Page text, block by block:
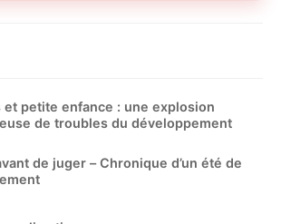
et petite enfance : une explosion
de troubles du développement
de juger – Chronique d’un été de